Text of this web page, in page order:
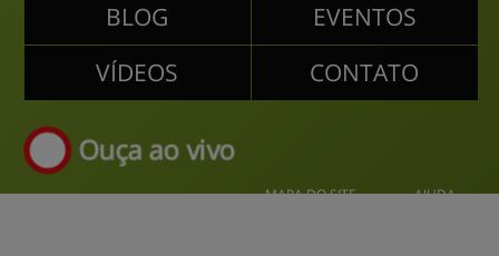
BLOG
EVENTOS
VÍDEOS
CONTATO
Ouça ao vivo
MAPA DO SITE AJUDA